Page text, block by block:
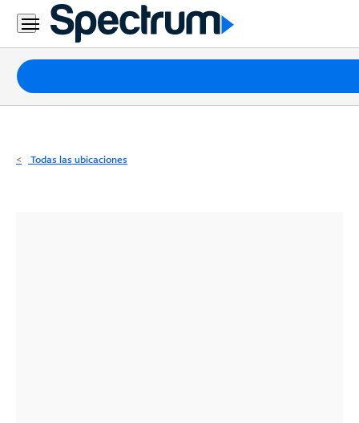
Residencial
Business
Paquetes
Internet
Todas las ubicaciones